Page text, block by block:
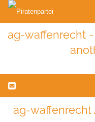
ag-waffenrecht
ag-waffenrecht